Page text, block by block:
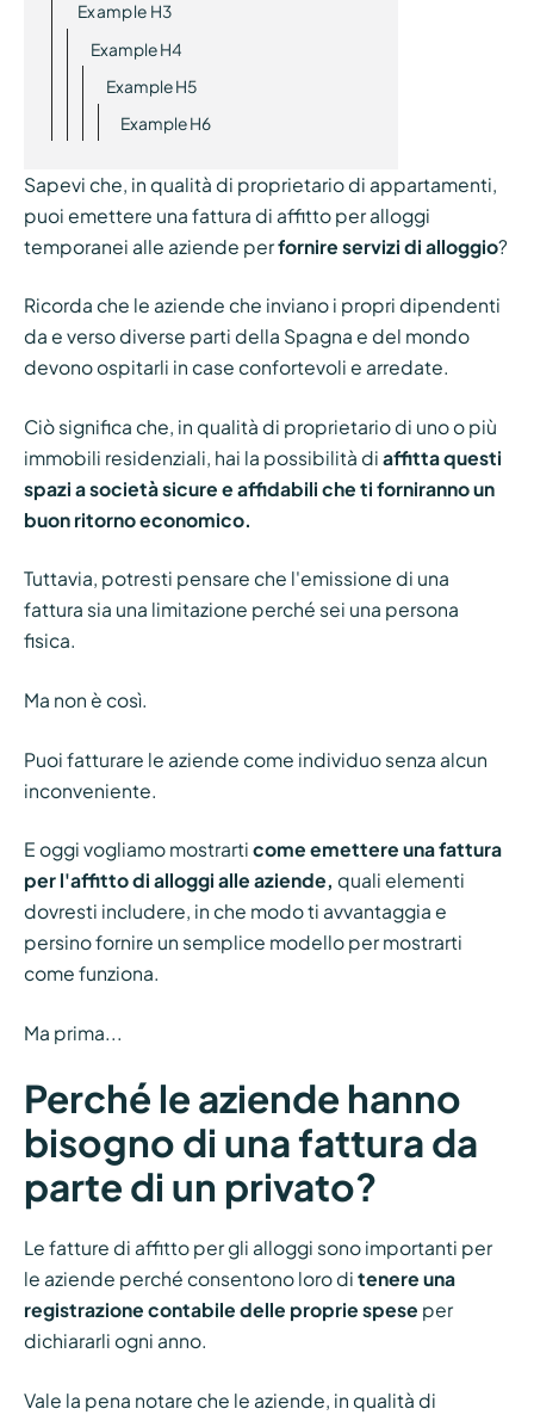
Example H3
Example H4
Example H5
Example H6
Sapevi che, in qualità di proprietario di appartamenti,
puoi emettere una fattura di affitto per alloggi
temporanei alle aziende perfornire servizi di alloggio?
Ricorda che le aziende che inviano i propri dipendenti
da e verso diverse parti della Spagna e del mondo
devono ospitarli in case confortevoli e arredate.
Ciò significa che, in qualità di proprietario di uno o più
immobili residenziali, hai la possibilità di affitta questi
spazi a società sicure e affidabili che ti forniranno un
buon ritorno economico.
Tuttavia, potresti pensare che l'emissione di una
fattura sia una limitazione perché sei una persona
fisica.
Ma non è così.
Puoi fatturare le aziende come individuo senza alcun
inconveniente.
E oggi vogliamo mostrarti come emettere una fattura
per l'affitto di alloggi alle aziende, quali elementi
dovresti includere, in che modo ti avvantaggia e
persino fornire un semplice modello per mostrarti
come funziona.
Ma prima...
Perché le aziende hanno
bisogno di una fattura da
parte di un privato?
Le fatture di affitto per gli alloggi sono importanti per
le aziende perché consentono loro di tenere una
registrazione contabile delle proprie spese per
dichiararli ogni anno.
Vale la pena notare che le aziende, in qualità di